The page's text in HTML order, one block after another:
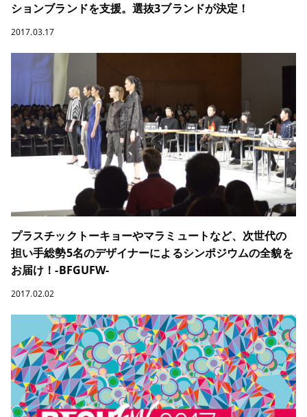
ションブランドを支援。選抜3ブランドが決定！
2017.03.17
プラスチックトーキョーやマラミュートなど、次世代の
担い手総勢5名のデザイナーによるシンポジウムの全貌を
お届け！-BFGUFW-
2017.02.02